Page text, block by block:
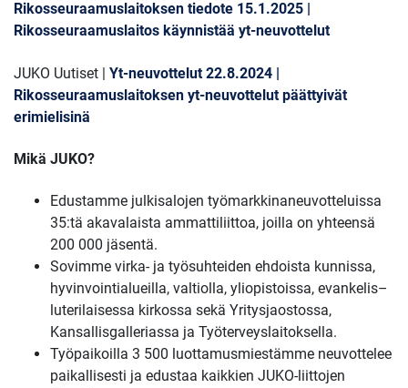
Rikosseuraamuslaitoksen tiedote 15.1.2025 |
Rikosseuraamuslaitos käynnistää yt-neuvottelut
JUKO Uutiset | Yt-neuvottelut 22.8.2024 |
Rikosseuraamuslaitoksen yt-neuvottelut päättyivät
erimielisinä
Mikä JUKO?
Edustamme julkisalojen työmarkkinaneuvotteluissa
35:tä akavalaista ammattiliittoa, joilla on yhteensä
200 000 jäsentä.
Sovimme virka- ja työsuhteiden ehdoista kunnissa,
hyvinvointialueilla, valtiolla, yliopistoissa, evankelis–
luterilaisessa kirkossa sekä Yritysjaostossa,
Kansallisgalleriassa ja Työterveyslaitoksella.
Työpaikoilla 3 500 luottamusmiestämme neuvottelee
paikallisesti ja edustaa kaikkien JUKO-liittojen